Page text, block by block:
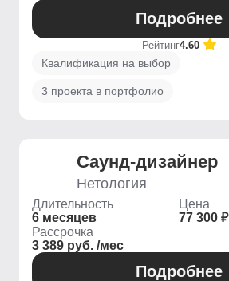
Подробнее
Рейтинг4.60
Квалификация на выбор
3 проекта в портфолио
Саунд-дизайнер
Нетология
Длительность
6 месяцев
Цена
77 300 ₽
Рассрочка
3 389 руб. /мес
Подробнее